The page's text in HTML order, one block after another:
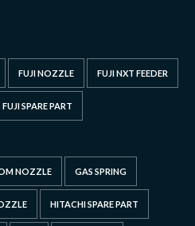
FUJI NOZZLE FUJI NXT FEEDER
FUJI SPARE PART
NOZZLE GAS SPRING
HITACHI SPARE PART